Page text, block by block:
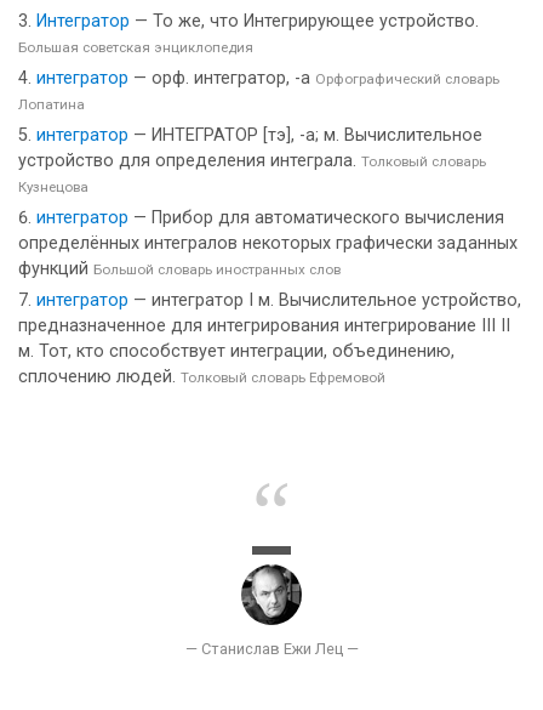
Интегратор — То же, что Интегрирующее устройство.
Большая советская энциклопедия
интегратор — орф. интегратор, -а Орфографический словарь
Лопатина
интегратор — ИНТЕГРАТОР [тэ], -а; м. Вычислительное
устройство для определения интеграла. Толковый словарь
Кузнецова
интегратор — Прибор для автоматического вычисления
определённых интегралов некоторых графически заданных
функций Большой словарь иностранных слов
интегратор — интегратор I м. Вычислительное устройство,
предназначенное для интегрирования интегрирование III II
м. Тот, кто способствует интеграции, объединению,
сплочению людей. Толковый словарь Ефремовой